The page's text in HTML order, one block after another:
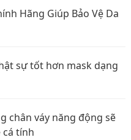
Hãng Giúp Bảo Vệ Da
sự tốt hơn mask dạng
chân váy năng động sẽ
tính